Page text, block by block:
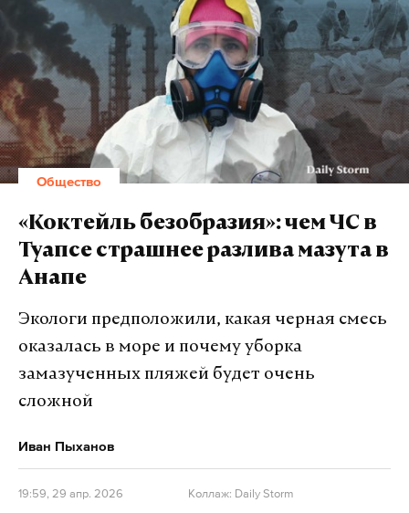
сезона.
— Владислав Владимирович, ряд экспертов
утверждают, что последствия от нефтяного
загрязнения в Туапсе будут гораздо
значительнее, чем недавно в Анапе, а в
ближайшее время часть нефтепродуктов
уже попадет в Сочи и на территорию
Геленджика. Стоит ли верить таким
прогнозам?
— Считаю, что это фейки. Удаленность Сочи и
Адлера от района локализации этой аварии очень
значительная. Количество попавших в акваторию
чтобы растечься на такую величину. Просто
законы физики есть. Черное море ведь не
Общество
«Коктейль безобразия»: чем ЧС в
Туапсе страшнее разлива мазута в
Анапе
Экологи предположили, какая черная смесь
оказалась в море и почему уборка
замазученных пляжей будет очень
сложной
Иван Пыханов
19:59, 29 апр. 2026 Коллаж: Daily Storm